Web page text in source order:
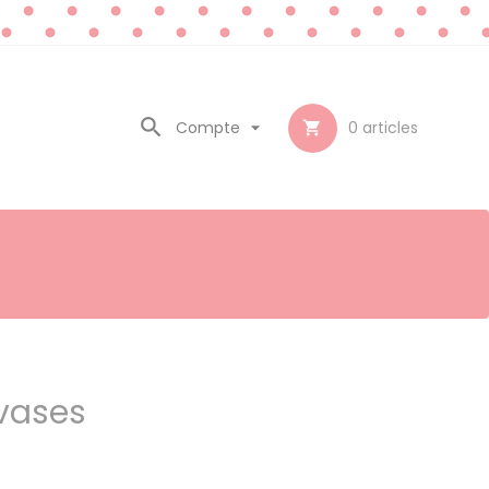
 0 articles
Compte 
